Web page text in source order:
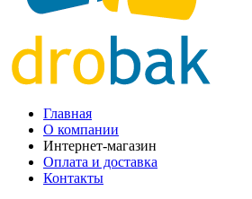
Главная
О компании
Интернет-магазин
Оплата и доставка
Контакты